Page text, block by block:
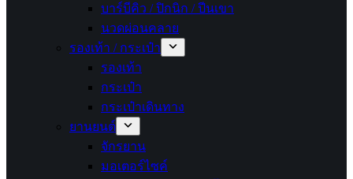
บาร์บีคิว / ปิกนิก / ปีนเขา
นวดผ่อนคลาย
รองเท้า / กระเป๋า
รองเท้า
กระเป๋า
กระเป๋าเดินทาง
ยานยนต์
จักรยาน
มอเตอร์ไซค์